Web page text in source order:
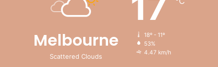
Melbourne
Scattered Clouds
18º - 11º
53%
4.47 km/h